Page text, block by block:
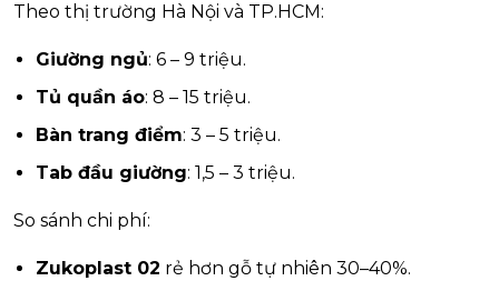
Theo thị trường Hà Nội và TP.HCM:
Giường ngủ: 6 – 9 triệu.
Tủ quần áo: 8 – 15 triệu.
Bàn trang điểm: 3 – 5 triệu.
Tab đầu giường: 1,5 – 3 triệu.
So sánh chi phí:
Zukoplast 02 rẻ hơn gỗ tự nhiên 30–40%.